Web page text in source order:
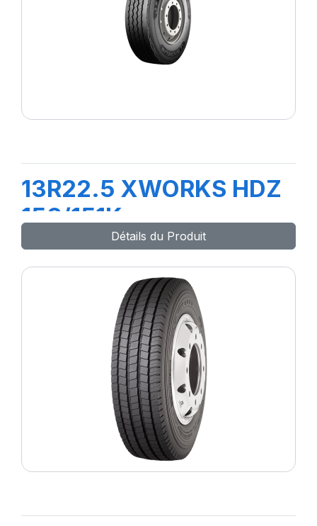
13R22.5 XWORKS HDZ
156/151K
Détails du Produit